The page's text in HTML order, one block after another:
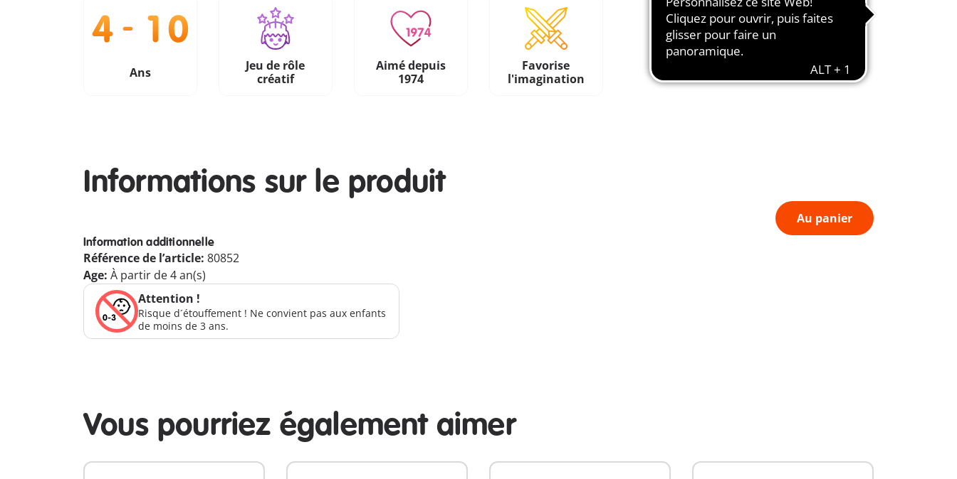
Ans
Jeu de rôle
créatif
Aimé depuis
1974
Favorise
l'imagination
Informations sur le produit
Au panier
Information additionnelle
Référence de l’article: 80852
Age: À partir de 4 an(s)
Attention !
Risque d´étouffement ! Ne convient pas aux enfants
de moins de 3 ans.
Vous pourriez également aimer